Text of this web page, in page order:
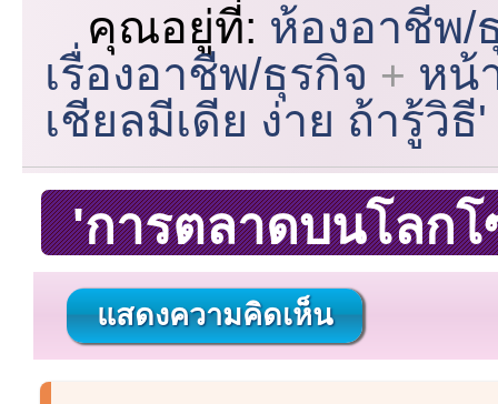
คุณอยู่ที่: ห้องอาชีพ/
เรื่องอาชีพ/ธุรกิจ
หน้
เชียลมีเดีย ง่าย ถ้ารู้วิธี'
'การตลาดบนโลกโ
แสดงความคิดเห็น